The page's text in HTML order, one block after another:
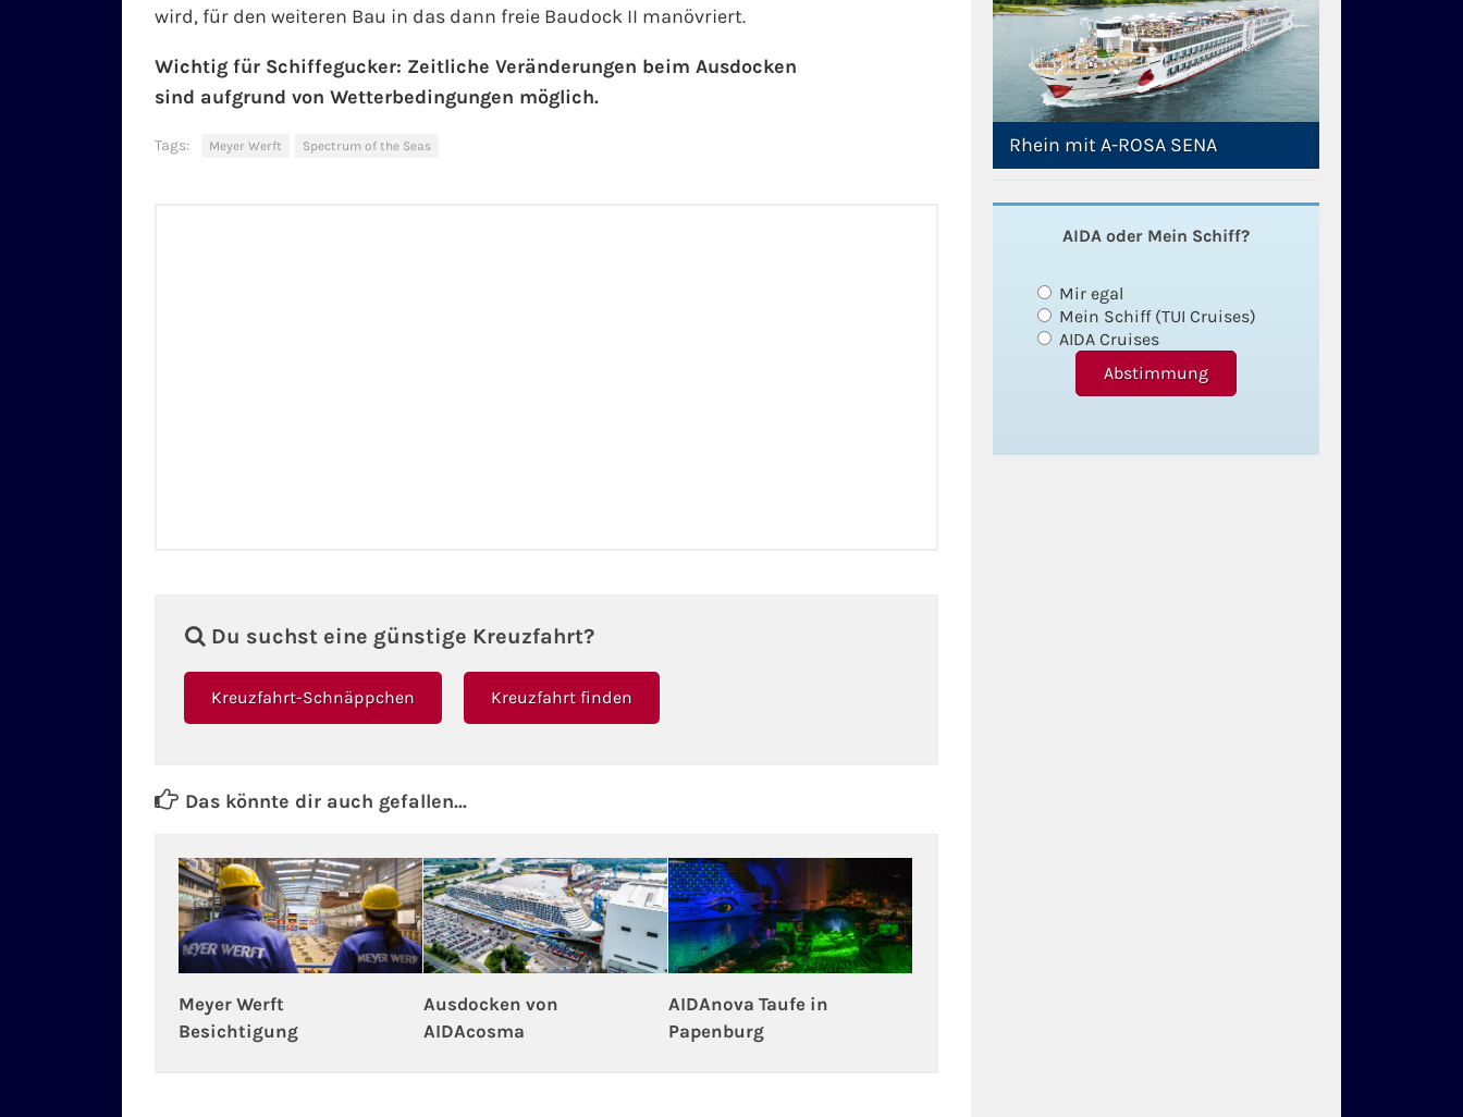
wird, für den weiteren Bau in das dann freie Baudock II manövriert.
Wichtig für Schiffegucker: Zeitliche Veränderungen beim Ausdocken
sind aufgrund von Wetterbedingungen möglich.
Tags: Meyer Werft Spectrum of the Seas
Du suchst eine günstige Kreuzfahrt?
Kreuzfahrt-Schnäppchen Kreuzfahrt finden
Das könnte dir auch gefallen...
Meyer Werft
Besichtigung
Ausdocken von
AIDAcosma
AIDAnova Taufe in
Papenburg
Rhein mit A-ROSA SENA
AIDA oder Mein Schiff?
Mir egal
Mein Schiff (TUI Cruises)
AIDA Cruises